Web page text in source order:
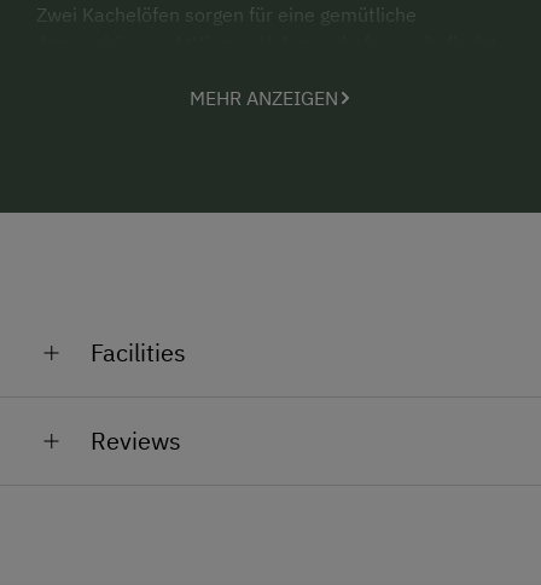
Zwei Kachelöfen sorgen für eine gemütliche
Grillen oder um den Abend gemütlich bei einem
MEHR ANZEIGEN
Facilities
Reviews